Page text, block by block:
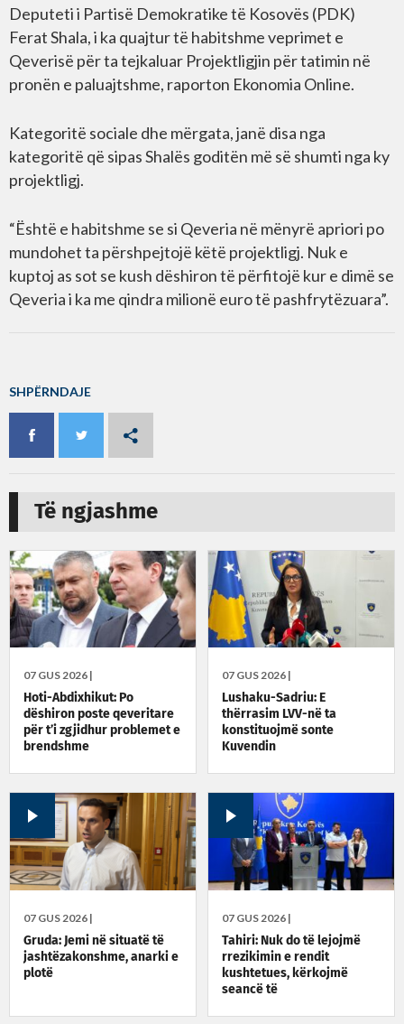
Deputeti i Partisë Demokratike të Kosovës (PDK)
Ferat Shala, i ka quajtur të habitshme veprimet e
Qeverisë për ta tejkaluar Projektligjin për tatimin në
pronën e paluajtshme, raporton Ekonomia Online.
Kategoritë sociale dhe mërgata, janë disa nga
kategoritë që sipas Shalës goditën më së shumti nga ky
projektligj.
“Është e habitshme se si Qeveria në mënyrë apriori po
mundohet ta përshpejtojë këtë projektligj. Nuk e
kuptoj as sot se kush dëshiron të përfitojë kur e dimë se
Qeveria i ka me qindra milionë euro të pashfrytëzuara”.
SHPËRNDAJE
Të ngjashme
07 GUS 2026 |
Hoti-Abdixhikut: Po
dëshiron poste qeveritare
për t’i zgjidhur problemet e
brendshme
07 GUS 2026 |
Lushaku-Sadriu: E
thërrasim LVV-në ta
konstituojmë sonte
Kuvendin
07 GUS 2026 |
Gruda: Jemi në situatë të
jashtëzakonshme, anarki e
plotë
07 GUS 2026 |
Tahiri: Nuk do të lejojmë
rrezikimin e rendit
kushtetues, kërkojmë
seancë të